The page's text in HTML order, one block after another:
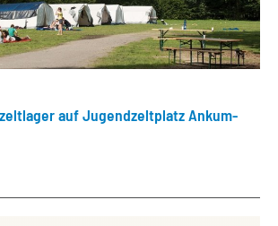
auf Jugendzeltplatz Ankum-